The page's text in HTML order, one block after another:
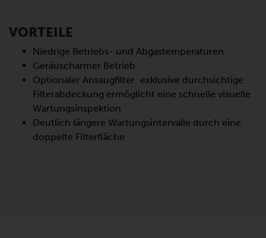
VORTEILE
Niedrige Betriebs- und Abgastemperaturen
Geräuscharmer Betrieb
Optionaler Ansaugfilter: exklusive durchsichtige
Filterabdeckung ermöglicht eine schnelle visuelle
Wartungsinspektion
Deutlich längere Wartungsintervalle durch eine
doppelte Filterfläche